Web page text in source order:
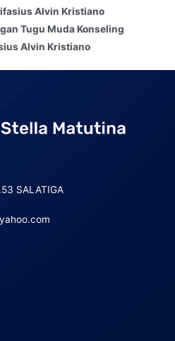
Alvin Kristiano
Tugu Muda Konseling
Alvin Kristiano
SALATIGA